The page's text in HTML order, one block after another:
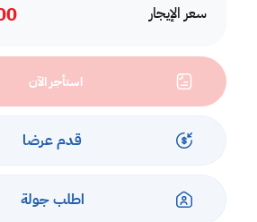
سعر الإيجار
استأجر الآن
قدم عرضا
اطلب جولة
،أرضية سخية من غرفتي نوم ذات جودة عالية مع
، إطلالة خلابة على المدينة البحر
، مطبخ مفتوح مجهز بالكامل بجميع المرافق والمعدات
،منطقة غسيل منفصلة
، تصميمات داخلية رشيقة
، شبه مؤثث الدولة.
،تجمع الطائفي
،نادي رياضي